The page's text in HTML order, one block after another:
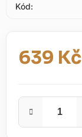
Kód:
639 Kč
Měrná cena: